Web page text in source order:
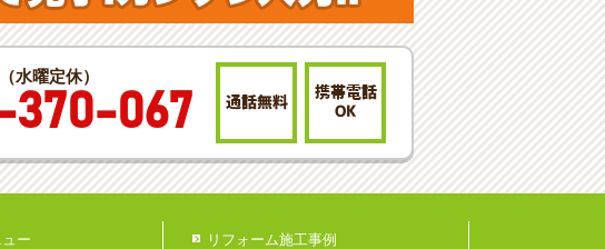
水曜定休）
370-067 通話無料
携帯電話
OK
ー
リフォーム施工事例